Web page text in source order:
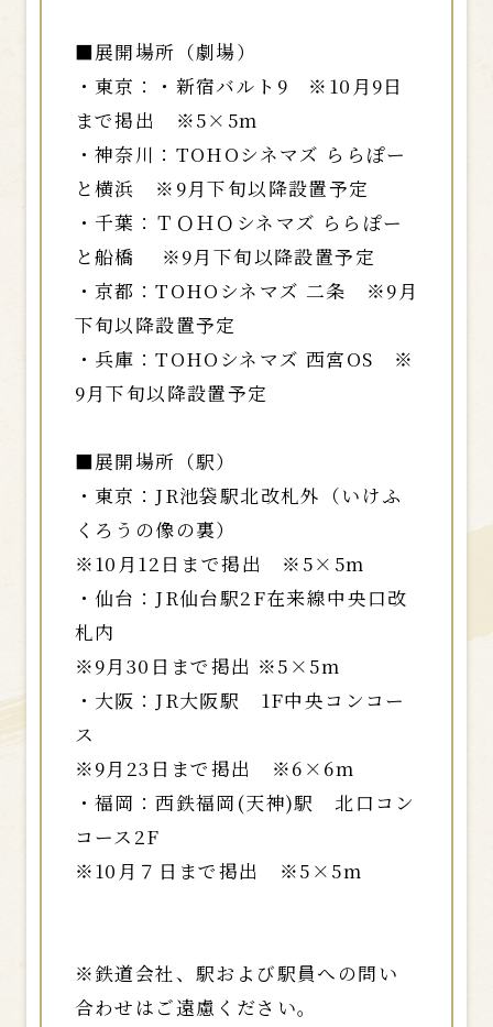
■展開場所（劇場）
・東京：・新宿バルト9 ※10月9日
まで掲出 ※5×5m
・神奈川：TOHOシネマズ ららぽー
と横浜 ※9月下旬以降設置予定
・千葉：ＴＯＨＯシネマズ ららぽー
と船橋 ※9月下旬以降設置予定
・京都：TOHOシネマズ 二条 ※9月
下旬以降設置予定
・兵庫：TOHOシネマズ 西宮OS ※
9月下旬以降設置予定
■展開場所（駅）
・東京：JR池袋駅北改札外（いけふ
くろうの像の裏）
※10月12日まで掲出 ※5×5m
・仙台：JR仙台駅2F在来線中央口改
札内
※9月30日まで掲出 ※5×5m
・大阪：JR大阪駅 1F中央コンコー
ス
※9月23日まで掲出 ※6×6m
・福岡：西鉄福岡(天神)駅 北口コン
コース2F
※10月７日まで掲出 ※5×5m
※鉄道会社、駅および駅員への問い
合わせはご遠慮ください。